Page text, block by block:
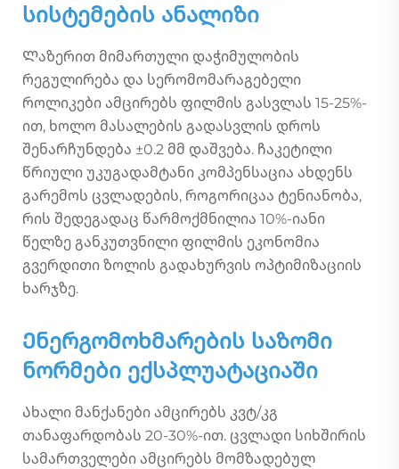
სისტემების ანალიზი
Ლაზერით მიმართული დაჭიმულობის
რეგულირება და სერომომარაგებელი
როლიკები ამცირებს ფილმის გასვლას 15-25%-
ით, ხოლო მასალების გადასვლის დროს
შენარჩუნდება ±0.2 მმ დაშვება. ჩაკეტილი
წრიული უკუგადამტანი კომპენსაცია ახდენს
გარემოს ცვლადების, როგორიცაა ტენიანობა,
რის შედეგადაც წარმოქმნილია 10%-იანი
წელზე განკუთვნილი ფილმის ეკონომია
გვერდითი ზოლის გადახურვის ოპტიმიზაციის
ხარჯზე.
Ენერგომოხმარების საზომი
ნორმები ექსპლუატაციაში
Ახალი მანქანები ამცირებს კვტ/კგ
თანაფარდობას 20-30%-ით. ცვლადი სიხშირის
სამართველები ამცირებს მომზადებულ